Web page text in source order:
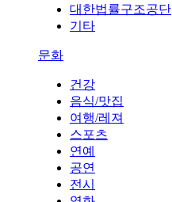
대한법률구조공단
기타
문화
건강
음식/맛집
여행/레져
스포츠
연예
공연
전시